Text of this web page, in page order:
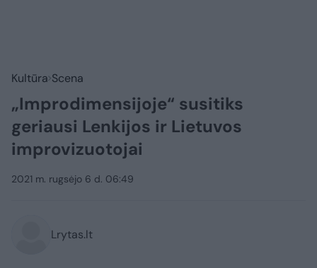
Kultūra Scena
„Improdimensijoje“ susitiks
geriausi Lenkijos ir Lietuvos
improvizuotojai
2021 m. rugsėjo 6 d. 06:49
Lrytas.lt